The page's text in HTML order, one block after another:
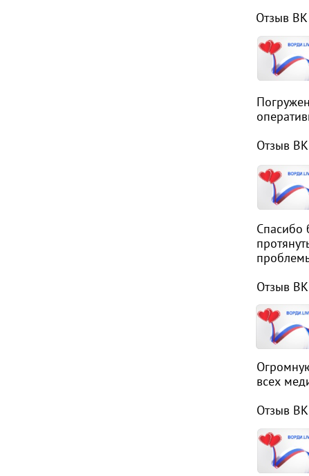
Отзыв ВК
Отзыв ВК
Спасибо
Отзыв ВК
всех
Отзыв ВК